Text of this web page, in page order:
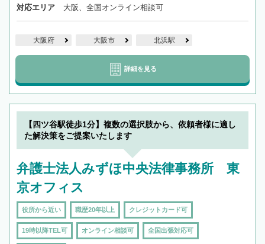
対応エリア 大阪、全国オンライン相談可
大阪府 大阪市 北浜駅
詳細を見る
【四ツ谷駅徒歩1分】複数の選択肢から、依頼者様に適し
た解決策をご提案いたします
弁護士法人みずほ中央法律事務所 東
京オフィス
役所から近い 職歴20年以上 クレジットカード可
19時以降TEL可 オンライン相談可 全国出張対応可